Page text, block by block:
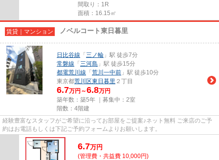
間取り：1R
面積：16.15㎡
賃貸｜マンション ノベルコート東日暮里
日比谷線 「 三ノ輪 」駅 徒歩7分
常磐線 「 三河島 」駅 徒歩15分
都電荒川線 「 荒川一中前 」駅 徒歩10分
東京都荒川区東日暮里 ２丁目
6.7万円～6.8万円
築年数：築5年 ｜募集中： 2室
階数：4階建
経験豊富なスタッフがご希望に沿ってお部屋をご提案♪ネット無料 ご来店のご予
約はお電話もしくは下記ご予約フォームよりお願いします。
6.7万円
(管理費・共益費 10,000円)